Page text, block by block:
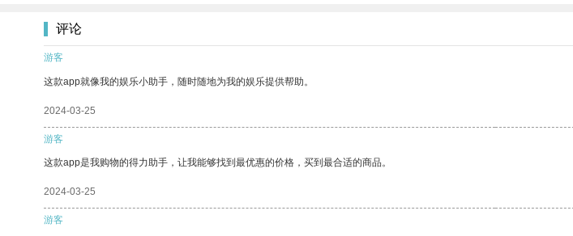
评论
游客
这款app就像我的娱乐小助手，随时随地为我的娱乐提供帮助。
2024-03-25
游客
这款app是我购物的得力助手，让我能够找到最优惠的价格，买到最合适的商品。
2024-03-25
游客